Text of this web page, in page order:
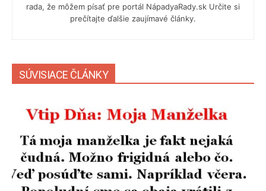
rada, že môžem písať pre portál NápadyaRady.sk Určite si
prečítajte ďalšie zaujímavé články.
SÚVISIACE ČLÁNKY